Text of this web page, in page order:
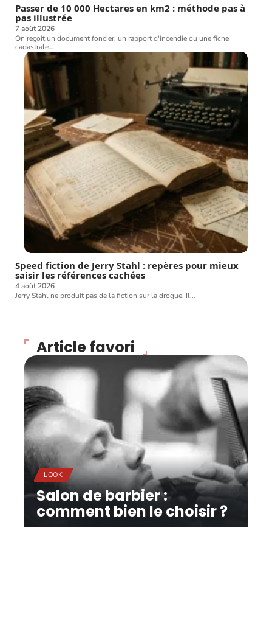
Passer de 10 000 Hectares en km2 : méthode pas à
pas illustrée
7 août 2026
On reçoit un document foncier, un rapport d'incendie ou une fiche
cadastrale…
Speed fiction de Jerry Stahl : repères pour mieux
saisir les références cachées
4 août 2026
Jerry Stahl ne produit pas de la fiction sur la drogue. Il…
Article favori
LOOK
Salon de barbier :
comment bien le choisir ?